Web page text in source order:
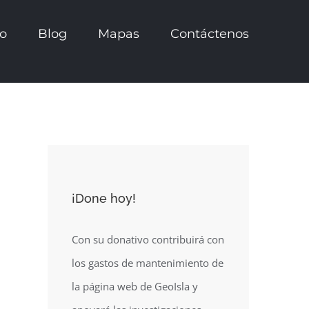
Blog Mapas Contáctenos
¡Done hoy!
Con su donativo contribuirá con
los gastos de mantenimiento de
la página web de GeoIsla y